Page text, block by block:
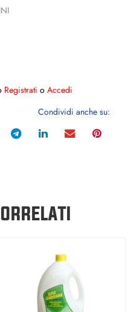
Registrati o Accedi
Condividi anche su: